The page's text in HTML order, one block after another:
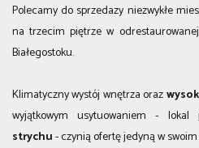
Polecamy do sprzedazy niezwykłe
na trzecim piętrze w
Białegostoku.
Klimatyczny wystój wnętrza oraz
wyjątkowym usytuowaniem - lokal
strychu- czynią ofertę jedyną w